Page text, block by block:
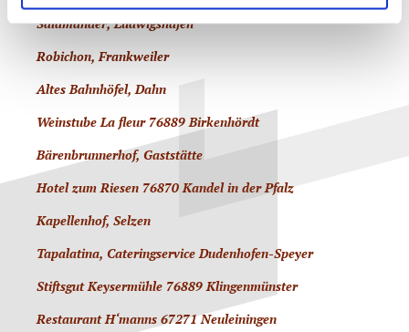
Salamander, Ludwigshafen
Robichon, Frankweiler
Altes Bahnhöfel, Dahn
Weinstube La fleur 76889 Birkenhördt
Bärenbrunnerhof, Gaststätte
Hotel zum Riesen 76870 Kandel in der Pfalz
Kapellenhof, Selzen
Tapalatina, Cateringservice Dudenhofen-Speyer
Stiftsgut Keysermühle 76889 Klingenmünster
Restaurant H‘manns 67271 Neuleiningen